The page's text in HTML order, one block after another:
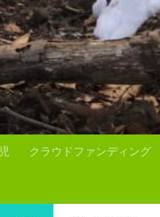
クラウドファンディング